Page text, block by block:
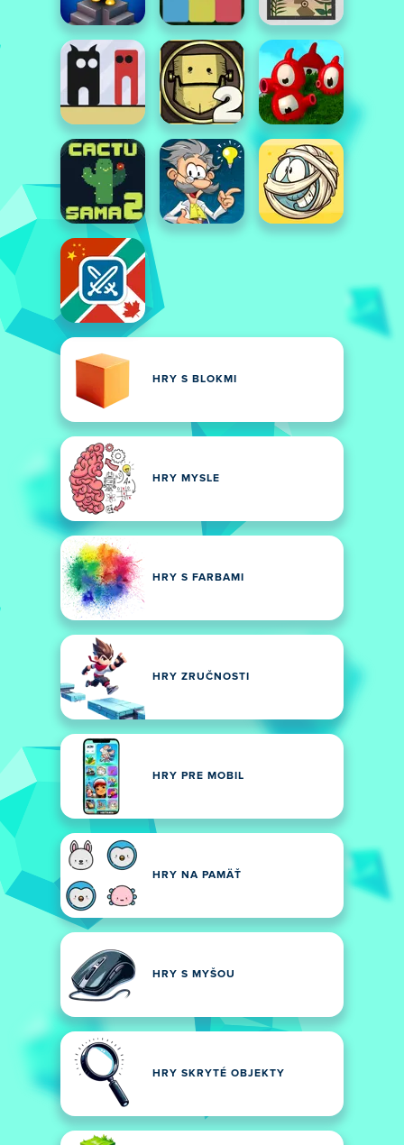
HRY S BLOKMI
HRY MYSLE
HRY S FARBAMI
HRY ZRUČNOSTI
HRY PRE MOBIL
HRY NA PAMÄŤ
HRY S MYŠOU
HRY SKRYTÉ OBJEKTY